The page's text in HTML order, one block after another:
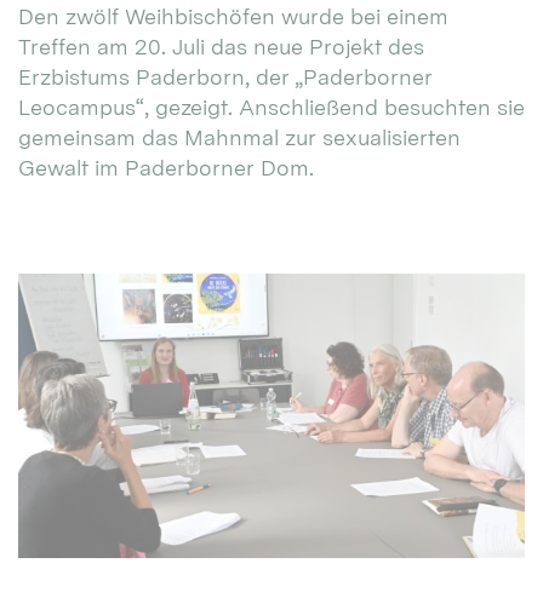
Den zwölf Weihbischöfen wurde bei einem
Treffen am 20. Juli das neue Projekt des
Erzbistums Paderborn, der „Paderborner
Leocampus“, gezeigt. Anschließend besuchten sie
gemeinsam das Mahnmal zur sexualisierten
Gewalt im Paderborner Dom.